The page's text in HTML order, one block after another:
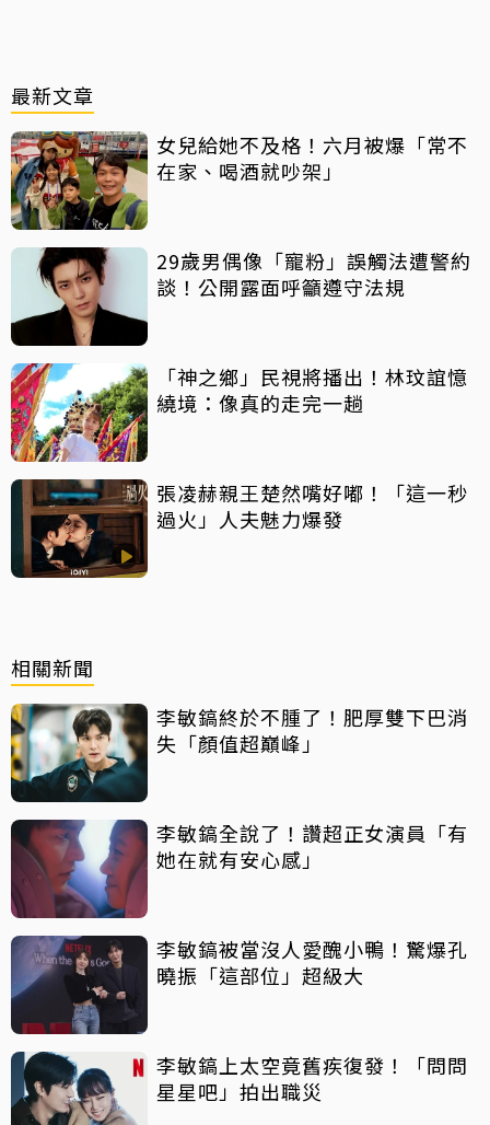
最新文章
女兒給她不及格！六月被爆「常不
在家、喝酒就吵架」
29歲男偶像「寵粉」誤觸法遭警約
談！公開露面呼籲遵守法規
「神之鄉」民視將播出！林玟誼憶
繞境：像真的走完一趟
張凌赫親王楚然嘴好嘟！「這一秒
過火」人夫魅力爆發
相關新聞
李敏鎬終於不腫了！肥厚雙下巴消
失「顏值超巔峰」
李敏鎬全說了！讚超正女演員「有
她在就有安心感」
李敏鎬被當沒人愛醜小鴨！驚爆孔
曉振「這部位」超級大
李敏鎬上太空竟舊疾復發！「問問
星星吧」拍出職災